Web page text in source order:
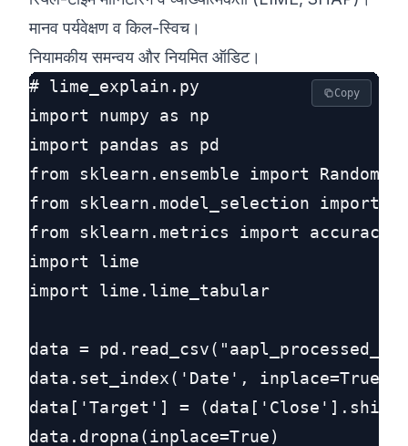
मानव पर्यवेक्षण व किल-स्विच।
नियामकीय समन्वय और नियमित ऑडिट।
# lime_explain.py
import numpy as np
import pandas as pd
from sklearn.ensemble import
from sklearn.model_selection import
from sklearn.metrics import
import lime
import lime.lime_tabular
data =
data.set_index('Date', inplace=True)
data['Target'] =
data.dropna(inplace=True)
Copy